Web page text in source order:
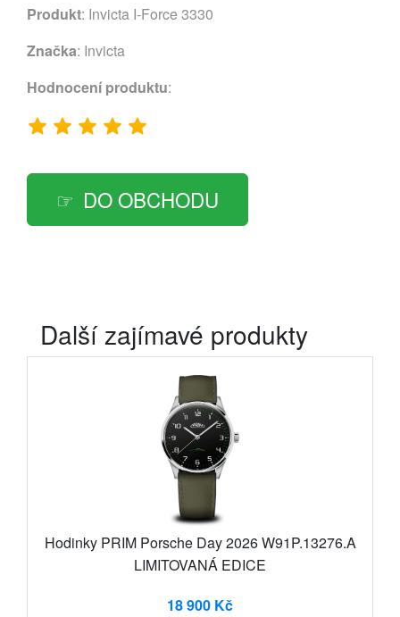
Produkt: Invicta I-Force 3330
Značka: Invicta
Hodnocení produktu:
DO OBCHODU
Další zajímavé produkty
Hodinky PRIM Porsche Day 2026 W91P.13276.A
LIMITOVANÁ EDICE
18 900 Kč